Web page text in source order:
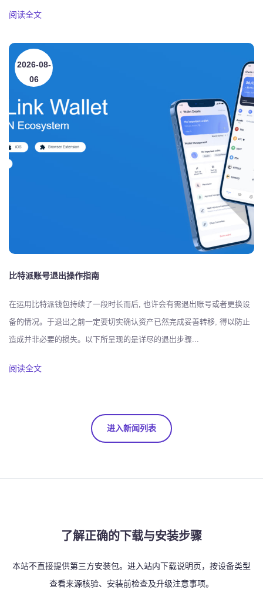
阅读全文
2026-08-
06
比特派账号退出操作指南
在运用比特派钱包持续了一段时长而后, 也许会有需退出账号或者更换设
备的情况。于退出之前一定要切实确认资产已然完成妥善转移, 得以防止
造成并非必要的损失。以下所呈现的是详尽的退出步骤...
阅读全文
进入新闻列表
了解正确的下载与安装步骤
本站不直接提供第三方安装包。进入站内下载说明页，按设备类型
查看来源核验、安装前检查及升级注意事项。